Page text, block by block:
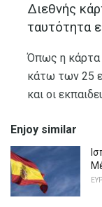
Διεθνής
ταυτότητα
Όπως η κάρτα
κάτω των 25
και οι
Enjoy similar